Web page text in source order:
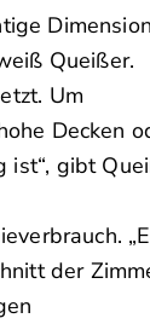
Dimension
Queißer.
Um
Decken
ist“, gibt
der